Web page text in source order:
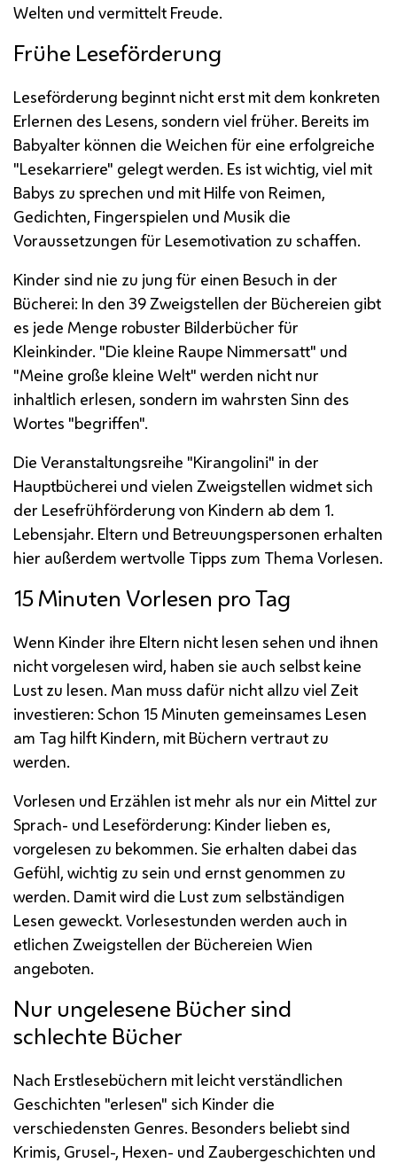
Welten und vermittelt Freude.
Frühe Leseförderung
Leseförderung beginnt nicht erst mit dem konkreten
Erlernen des Lesens, sondern viel früher. Bereits im
Babyalter können die Weichen für eine erfolgreiche
"Lesekarriere" gelegt werden. Es ist wichtig, viel mit
Babys zu sprechen und mit Hilfe von Reimen,
Gedichten, Fingerspielen und Musik die
Voraussetzungen für Lesemotivation zu schaffen.
Kinder sind nie zu jung für einen Besuch in der
Bücherei: In den 39 Zweigstellen der Büchereien gibt
es jede Menge robuster Bilderbücher für
Kleinkinder. "Die kleine Raupe Nimmersatt" und
"Meine große kleine Welt" werden nicht nur
inhaltlich erlesen, sondern im wahrsten Sinn des
Wortes "begriffen".
Die Veranstaltungsreihe "Kirangolini" in der
Hauptbücherei und vielen Zweigstellen widmet sich
der Lesefrühförderung von Kindern ab dem 1.
Lebensjahr. Eltern und Betreuungspersonen erhalten
hier außerdem wertvolle Tipps zum Thema Vorlesen.
15 Minuten Vorlesen pro Tag
Wenn Kinder ihre Eltern nicht lesen sehen und ihnen
nicht vorgelesen wird, haben sie auch selbst keine
Lust zu lesen. Man muss dafür nicht allzu viel Zeit
investieren: Schon 15 Minuten gemeinsames Lesen
am Tag hilft Kindern, mit Büchern vertraut zu
werden.
Vorlesen und Erzählen ist mehr als nur ein Mittel zur
Sprach- und Leseförderung: Kinder lieben es,
vorgelesen zu bekommen. Sie erhalten dabei das
Gefühl, wichtig zu sein und ernst genommen zu
werden. Damit wird die Lust zum selbständigen
Lesen geweckt. Vorlesestunden werden auch in
etlichen Zweigstellen der Büchereien Wien
angeboten.
Nur ungelesene Bücher sind
schlechte Bücher
Nach Erstlesebüchern mit leicht verständlichen
Geschichten "erlesen" sich Kinder die
verschiedensten Genres. Besonders beliebt sind
Krimis, Grusel-, Hexen- und Zaubergeschichten und